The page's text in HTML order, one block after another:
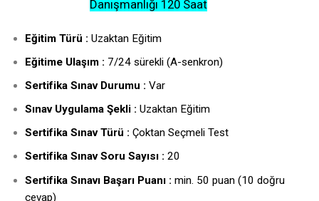
Danışmanlığı 120 Saat
Eğitim Türü : Uzaktan Eğitim
Eğitime Ulaşım : 7/24 sürekli (A-senkron)
Sertifika Sınav Durumu : Var
Sınav Uygulama Şekli : Uzaktan Eğitim
Sertifika Sınav Türü : Çoktan Seçmeli Test
Sertifika Sınav Soru Sayısı : 20
Sertifika Sınavı Başarı Puanı : min. 50 puan (10 doğru
cevap)